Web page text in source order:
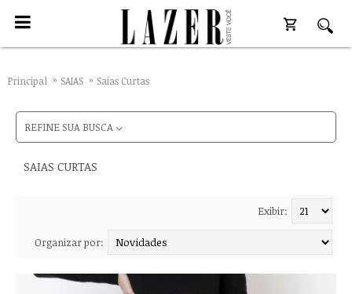
Principal SAIAS Saias Curtas
REFINE SUA BUSCA
SAIAS CURTAS
Exibir:
Organizar por: